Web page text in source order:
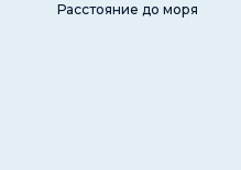
Расстояние до моря